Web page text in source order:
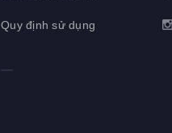
Quy định sử dụng